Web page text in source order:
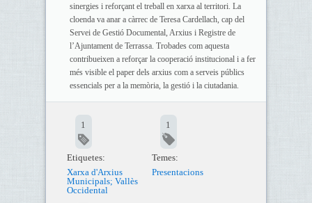
sinergies i reforçant el treball en xarxa al territori. La
cloenda va anar a càrrec de Teresa Cardellach, cap del
Servei de Gestió Documental, Arxius i Registre de
l’Ajuntament de Terrassa. Trobades com aquesta
contribueixen a reforçar la cooperació institucional i a fer
més visible el paper dels arxius com a serveis públics
essencials per a la memòria, la gestió i la ciutadania.
1
Etiquetes:
Xarxa d'Arxius
Municipals; Vallès
Occidental
1
Temes:
Presentacions